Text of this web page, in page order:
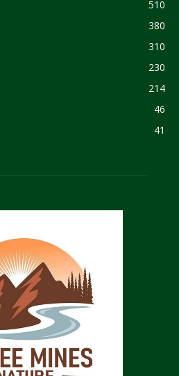
510
380
310
230
214
46
41